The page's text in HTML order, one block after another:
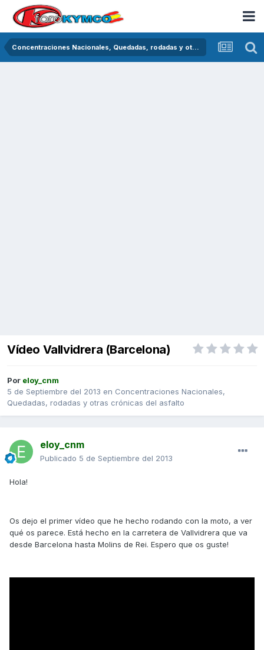
Concentraciones Nacionales, Quedadas, rodadas y otras crónicas del asfalto
Vídeo Vallvidrera (Barcelona)
Por eloy_cnm
5 de Septiembre del 2013 en Concentraciones Nacionales,
Quedadas, rodadas y otras crónicas del asfalto
eloy_cnm
Publicado 5 de Septiembre del 2013
Hola!
Os dejo el primer vídeo que he hecho rodando con la moto, a ver
qué os parece. Está hecho en la carretera de Vallvidrera que va
desde Barcelona hasta Molins de Rei. Espero que os guste!